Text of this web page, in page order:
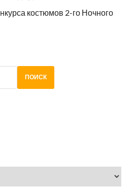
костюмов 2-го Ночного
ПОИСК